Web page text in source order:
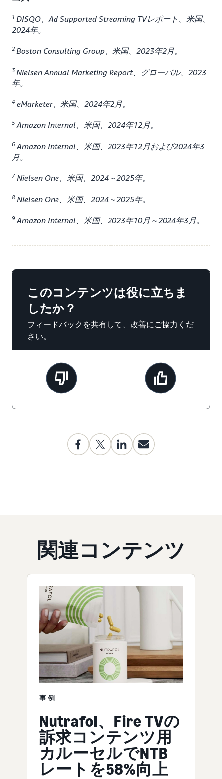
1 DISQO、Ad Supported Streaming TVレポート、米国、
2024年。
2 Boston Consulting Group、米国、2023年2月。
3 Nielsen Annual Marketing Report、グローバル、2023
年。
4 eMarketer、米国、2024年2月。
5 Amazon Internal、米国、2024年12月。
6Amazon Internal、米国、2023年12月および2024年3
月。
7 Nielsen One、米国、2024～2025年。
8Nielsen One、米国、2024～2025年。
9 Amazon Internal、米国、2023年10月～2024年3月。
このコンテンツは役に立ちま
したか？
フィードバックを共有して、改善にご協力くだ
さい。
関連コンテンツ
事例
Nutrafol、Fire TVの
訴求コンテンツ用
カルーセルでNTB
レートを58%向上